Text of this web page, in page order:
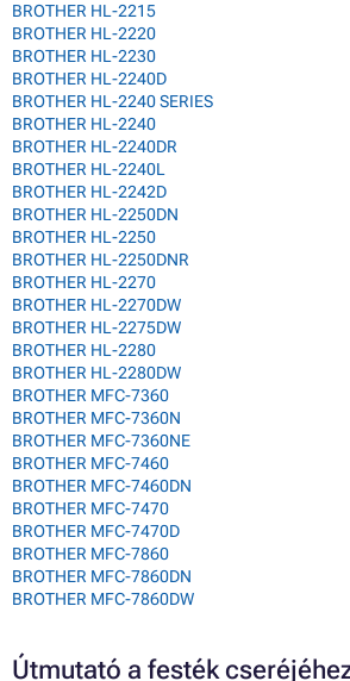
BROTHER HL-2215
BROTHER HL-2220
BROTHER HL-2230
BROTHER HL-2240D
BROTHER HL-2240 SERIES
BROTHER HL-2240
BROTHER HL-2240DR
BROTHER HL-2240L
BROTHER HL-2242D
BROTHER HL-2250DN
BROTHER HL-2250
BROTHER HL-2250DNR
BROTHER HL-2270
BROTHER HL-2270DW
BROTHER HL-2275DW
BROTHER HL-2280
BROTHER HL-2280DW
BROTHER MFC-7360
BROTHER MFC-7360N
BROTHER MFC-7360NE
BROTHER MFC-7460
BROTHER MFC-7460DN
BROTHER MFC-7470
BROTHER MFC-7470D
BROTHER MFC-7860
BROTHER MFC-7860DN
BROTHER MFC-7860DW
Útmutató a festék